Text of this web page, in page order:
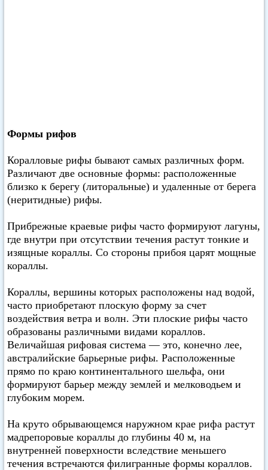
Формы рифов
Коралловые рифы бывают самых различных форм.
Различают две основные формы: расположенные
близко к берегу (литоральные) и удаленные от берега
(неритидные) рифы.
Прибрежные краевые рифы часто формируют лагуны,
где внутри при отсутствии течения растут тонкие и
изящные кораллы. Со стороны прибоя царят мощные
кораллы.
Кораллы, вершины которых расположены над водой,
часто приобретают плоскую форму за счет
воздействия ветра и волн. Эти плоские рифы часто
образованы различными видами кораллов.
Величайшая рифовая система — это, конечно лее,
австралийские барьерные рифы. Расположенные
прямо по краю континентального шельфа, они
формируют барьер между землей и мелководьем и
глубоким морем.
На круто обрывающемся наружном крае рифа растут
мадрепоровые кораллы до глубины 40 м, на
внутренней поверхности вследствие меньшего
течения встречаются филигранные формы кораллов.